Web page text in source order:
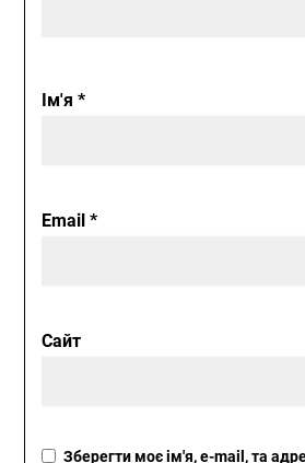
Ім'я*
Email*
Сайт
Зберегти моє ім'я, e-mail, та